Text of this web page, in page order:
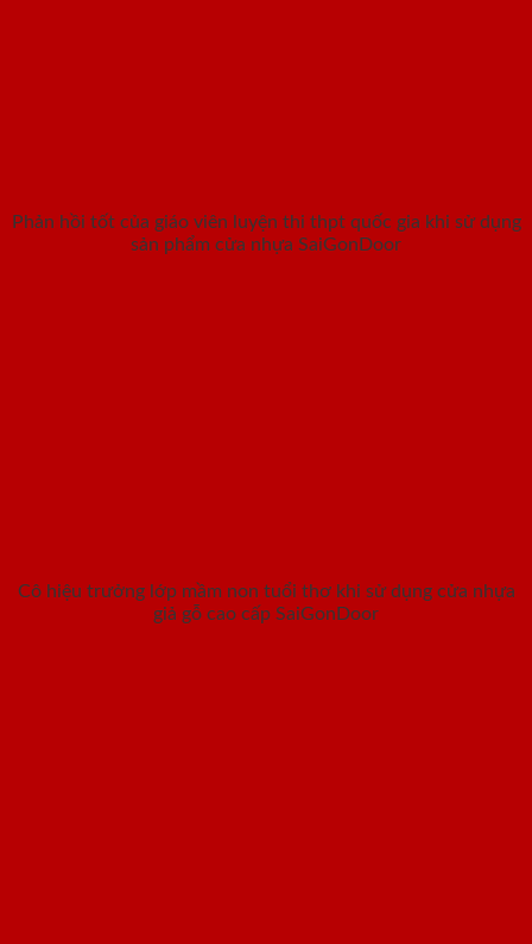
Phản hồi tốt của giáo viên luyện thi thpt quốc gia khi sử dụng
sản phẩm cửa nhựa SaiGonDoor
Cô hiệu trưởng lớp mầm non tuổi thơ khi sử dụng cửa nhựa
giả gỗ cao cấp SaiGonDoor